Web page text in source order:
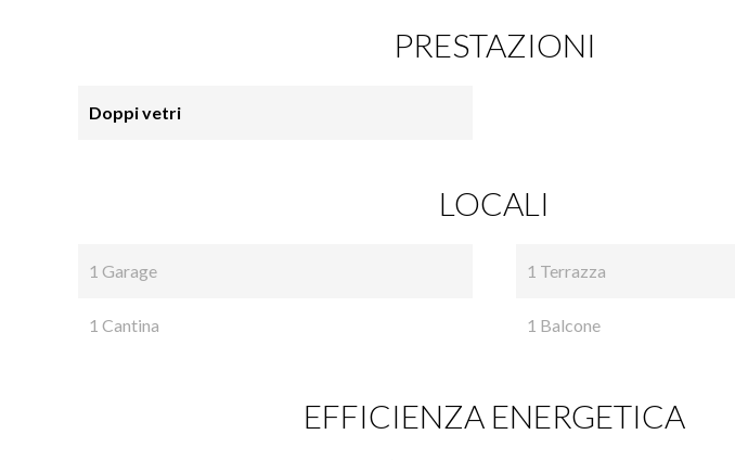
PRESTAZIONI
Doppi vetri
LOCALI
1 Garage
1 Cantina
1 Terrazza
1 Balcone
EFFICIENZA ENERGETICA